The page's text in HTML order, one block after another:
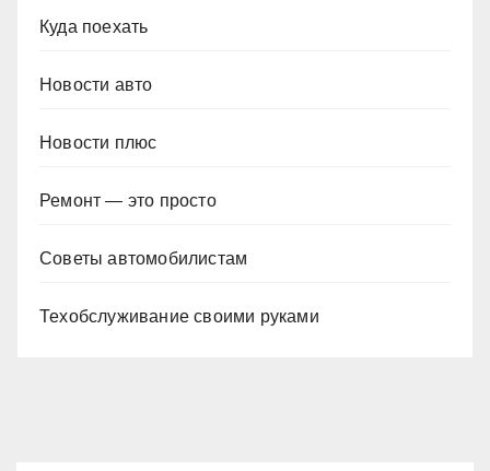
Куда поехать
Новости авто
Новости плюс
Ремонт — это просто
Советы автомобилистам
Техобслуживание своими руками